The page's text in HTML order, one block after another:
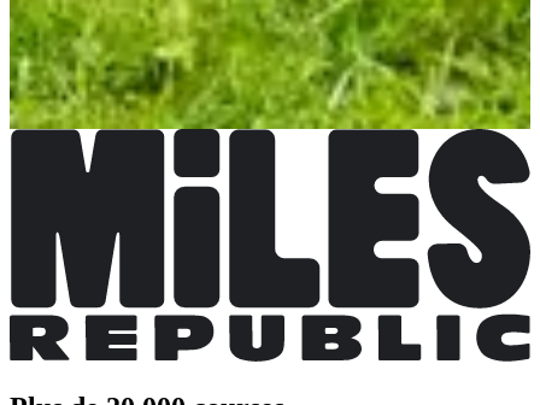
S'inscrire
S'inscrire
Randonnée 11 kmInscriptions ouvertes
5,00 €
S'inscrire
S'inscrire